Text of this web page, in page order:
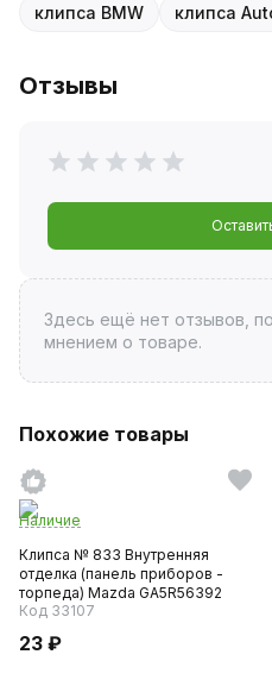
клипса BMW клипса
Отзывы
Здесь ещё нет отзывов,
мнением о товаре.
Похожие товары
Наличие
Клипса № 833 Внутренняя
отделка (панель приборов -
торпеда) Mazda GA5R56392
Код 33107
23 ₽